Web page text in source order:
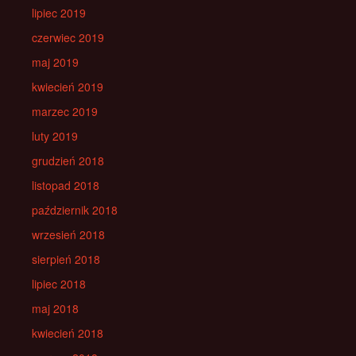
lipiec 2019
czerwiec 2019
maj 2019
kwiecień 2019
marzec 2019
luty 2019
grudzień 2018
listopad 2018
październik 2018
wrzesień 2018
sierpień 2018
lipiec 2018
maj 2018
kwiecień 2018